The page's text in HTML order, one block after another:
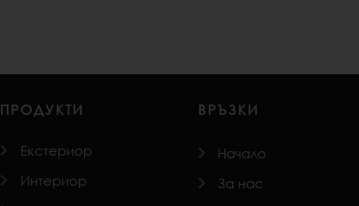
ПРОДУКТИ
Екстериор
Интериор
ВРЪЗКИ
Начало
За нас